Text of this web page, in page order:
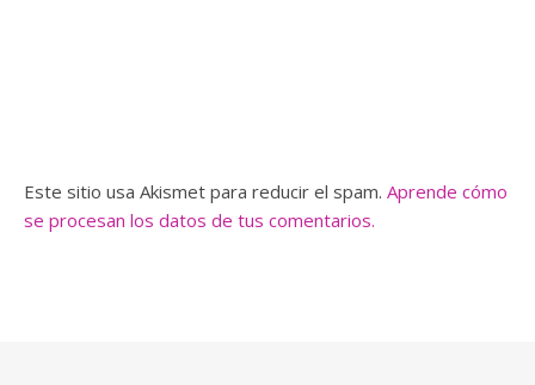
Este sitio usa Akismet para reducir el spam. Aprende cómo
se procesan los datos de tus comentarios.